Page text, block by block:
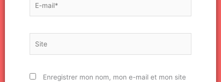
mail*
Enregistrer mon nom, mon e-mail et mon site